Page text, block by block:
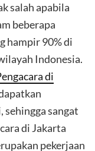
salah apabila
beberapa
hampir 90% di
Indonesia.
di
sangat
di Jakarta
pekerjaan